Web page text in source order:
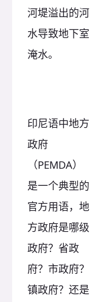
河堤溢出的河
水导致地下室
淹水。
印尼语中地方
政府
（PEMDA）
是一个典型的
官方用语，地
方政府是哪级
政府？省政
府？市政府？
镇政府？还是